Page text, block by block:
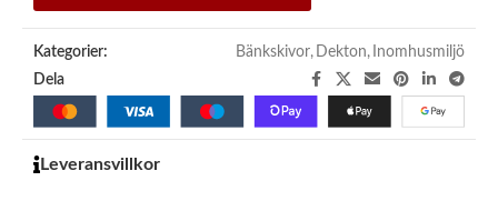
Kategorier: Bänkskivor, Dekton, Inomhusmiljö
Dela
Leveransvillkor